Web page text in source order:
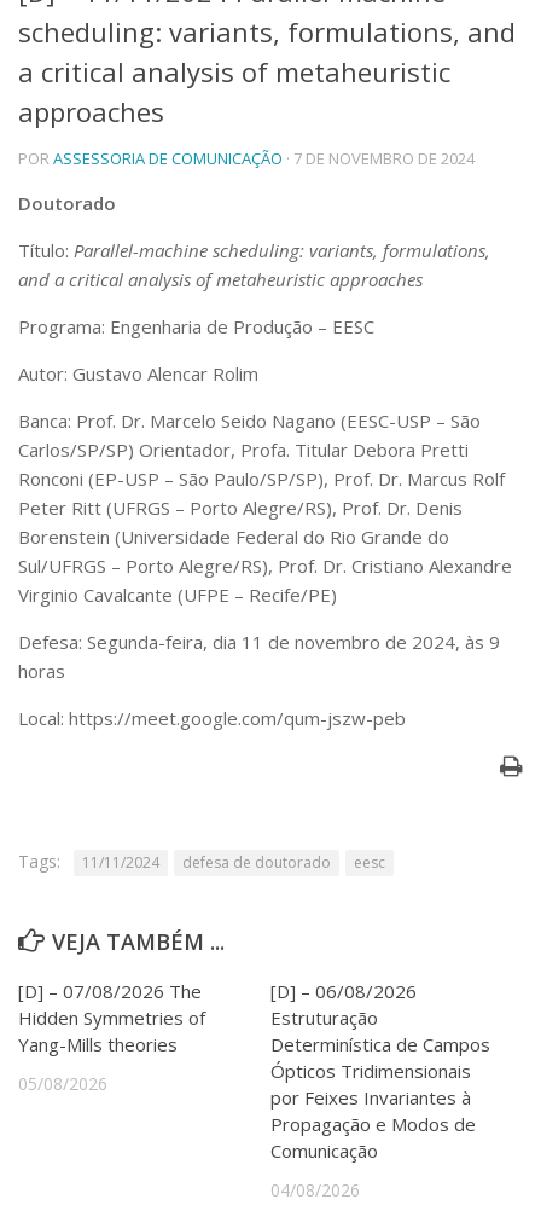
Telefones e Mapas
Pessoas
Ensino
Graduação
Educação a distância
Cursos de Extensão
Linhas de Pesquisa
Centros, Núcleos e Projetos em Rede
Pós-doutorado
Iniciação Científica
Transferência de Tecnologia
Extensão à Comunidade
Projetos, Programas e Cursos
Artes, Cultura e Esportes
Museus e Espaços Interativos
Bibliotecas
Segurança, Trânsito e Prevenção
Comunicação
Defesa de Teses
scheduling: variants, formulations, and
a critical analysis of metaheuristic
approaches
PORASSESSORIA DE COMUNICAÇÃO · 7 DE NOVEMBRO DE 2024
Doutorado
Título: Parallel-machine scheduling: variants, formulations,
and a critical analysis of metaheuristic approaches
Programa: Engenharia de Produção – EESC
Autor: Gustavo Alencar Rolim
Banca: Prof. Dr. Marcelo Seido Nagano (EESC-USP – São
Carlos/SP/SP) Orientador, Profa. Titular Debora Pretti
Ronconi (EP-USP – São Paulo/SP/SP), Prof. Dr. Marcus Rolf
Peter Ritt (UFRGS – Porto Alegre/RS), Prof. Dr. Denis
Borenstein (Universidade Federal do Rio Grande do
Sul/UFRGS – Porto Alegre/RS), Prof. Dr. Cristiano Alexandre
Virginio Cavalcante (UFPE – Recife/PE)
Defesa: Segunda-feira, dia 11 de novembro de 2024, às 9
horas
Local: https://meet.google.com/qum-jszw-peb
Tags: 11/11/2024 defesa de doutorado eesc
VEJA TAMBÉM ...
[D] – 07/08/2026 The
Hidden Symmetries of
Yang-Mills theories
05/08/2026
[D] – 06/08/2026
Estruturação
Determinística de Campos
Ópticos Tridimensionais
por Feixes Invariantes à
Propagação e Modos de
Comunicação
04/08/2026